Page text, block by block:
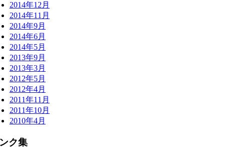
2014年12月
2014年11月
2014年9月
2014年6月
2014年5月
2013年9月
2013年3月
2012年5月
2012年4月
2011年11月
2011年10月
2010年4月
ク集